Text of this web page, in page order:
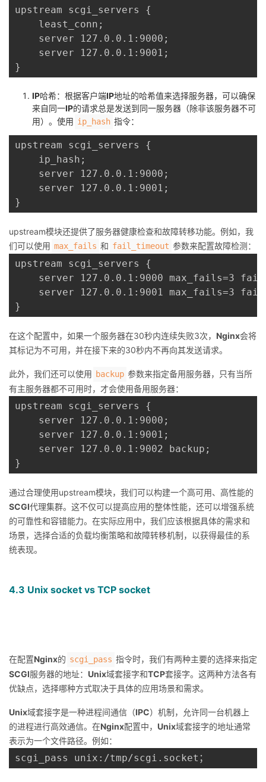
upstream scgi_servers {
    least_conn;
    server 127.0.0.1:9000;
    server 127.0.0.1:9001;
IP哈希：根据客户端IP地址的哈希值来选择服务器，可以确保
来自同一IP的请求总是发送到同一服务器（除非该服务器不可
用）。使用 ip_hash 指令：
upstream scgi_servers {
    ip_hash;
    server 127.0.0.1:9000;
    server 127.0.0.1:9001;
upstream模块还提供了服务器健康检查和故障转移功能。例如，我
们可以使用 max_fails 和 fail_timeout 参数来配置故障检测：
upstream scgi_servers {
server 127.0.0.1:9000 max_fails=3
server 127.0.0.1:9001 max_fails=3
在这个配置中，如果一个服务器在30秒内连续失败3次， Nginx会将
其标记为不可用，并在接下来的30秒内不再向其发送请求。
此外，我们还可以使用 backup 参数来指定备用服务器，只有当所
有主服务器都不可用时，才会使用备用服务器：
upstream scgi_servers {
    server 127.0.0.1:9000;
    server 127.0.0.1:9001;
    server 127.0.0.1:9002 backup;
通过合理使用upstream模块，我们可以构建一个高可用、高性能的
SCGI代理集群。这不仅可以提高应用的整体性能，还可以增强系统
的可靠性和容错能力。在实际应用中，我们应该根据具体的需求和
场景，选择合适的负载均衡策略和故障转移机制，以获得最佳的系
统表现。
4.3 Unix socket vs TCP socket
在配置Nginx的 scgi_pass 指令时，我们有两种主要的选择来指定
SCGI服务器的地址： Unix域套接字和TCP套接字。这两种方法各有
优缺点，选择哪种方式取决于具体的应用场景和需求。
Unix域套接字是一种进程间通信（IPC）机制，允许同一台机器上
的进程进行高效通信。在Nginx配置中， Unix域套接字的地址通常
表示为一个文件路径。例如：